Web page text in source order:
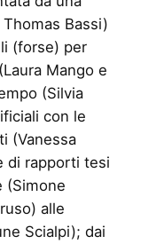
Bassi)
(forse) per
Mango e
(Silvia
con le
(Vanessa
di rapporti tesi
(Simone
alle
Scialpi); dai